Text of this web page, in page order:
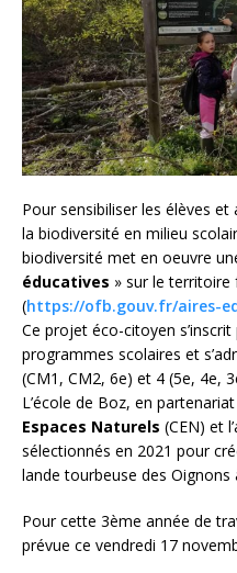
Pour sensibiliser les élèves
la biodiversité en milieu
biodiversité met en oeuvre
éducatives » sur le territoire
(https://ofb.gouv.fr/aires-
Ce projet éco-citoyen
programmes scolaires et
(CM1, CM2, 6e) et 4 (5e, 4e,
L’école de Boz, en
Espaces Naturels (CEN) et
sélectionnés en 2021 pour
lande tourbeuse des Oignons
Pour cette 3ème année de
prévue ce vendredi 17